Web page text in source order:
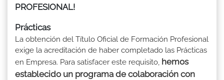
PROFESIONAL!
Prácticas
La obtención del Título Oficial de Formación Profesional
exige la acreditación de haber completado las Prácticas
en Empresa. Para satisfacer este requisito, hemos
establecido un programa de colaboración con